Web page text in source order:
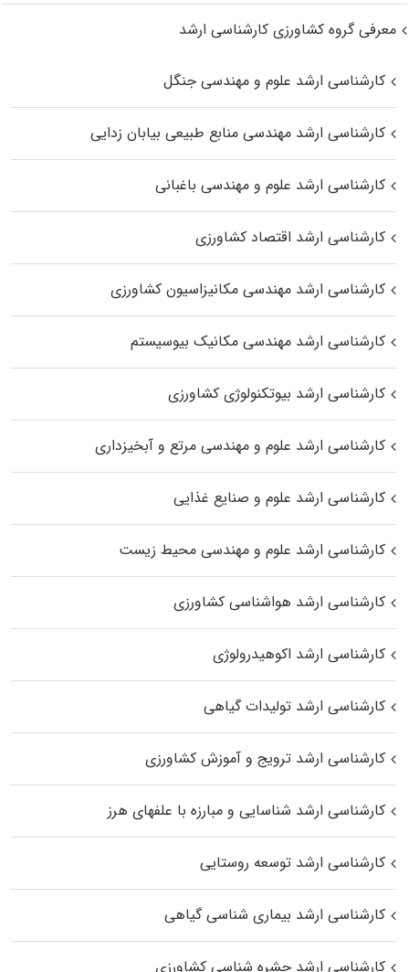
معرفی گروه کشاورزی کارشناسی ارشد
کارشناسی ارشد علوم و مهندسی جنگل
کارشناسی ارشد مهندسی منابع طبیعی بیابان زدایی
کارشناسی ارشد علوم و مهندسی باغبانی
کارشناسی ارشد اقتصاد کشاورزی
کارشناسی ارشد مهندسی مکانیزاسیون کشاورزی
کارشناسی ارشد مهندسی مکانیک بیوسیستم
کارشناسی ارشد بیوتکنولوژی کشاورزی
کارشناسی ارشد علوم و مهندسی مرتع و آبخیزداری
کارشناسی ارشد علوم و صنایع غذایی
کارشناسی ارشد علوم و مهندسی محیط زیست
کارشناسی ارشد هواشناسی کشاورزی
کارشناسی ارشد اکوهیدرولوژی
کارشناسی ارشد تولیدات گیاهی
کارشناسی ارشد ترویج و آموزش کشاورزی
کارشناسی ارشد شناسایی و مبارزه با علفهای هرز
کارشناسی ارشد توسعه روستایی
کارشناسی ارشد بیماری‌ شناسی گیاهی
کارشناسی ارشد حشره‌ شناسی کشاورزی